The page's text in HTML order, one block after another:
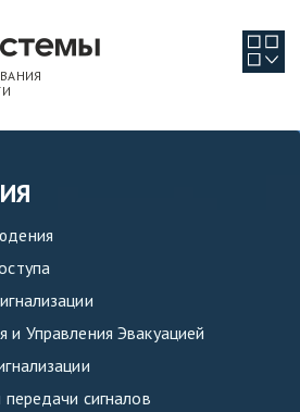
Управления Эвакуацией
сигналов